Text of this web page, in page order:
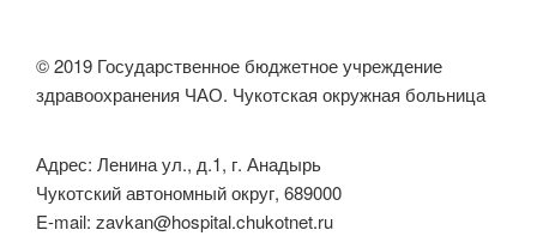
© 2019 Государственное бюджетное учреждение
здравоохранения ЧАО. Чукотская окружная больница
Адрес: Ленина ул., д.1, г. Анадырь
Чукотский автономный округ, 689000
E-mail: zavkan@hospital.chukotnet.ru